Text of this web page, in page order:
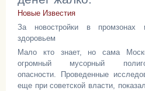
Новые Известия
За новостройки в промзонах
здоровьем
Мало кто знает, но сама
огромный мусорный
опасности. Проведенные
еще при советской власти,